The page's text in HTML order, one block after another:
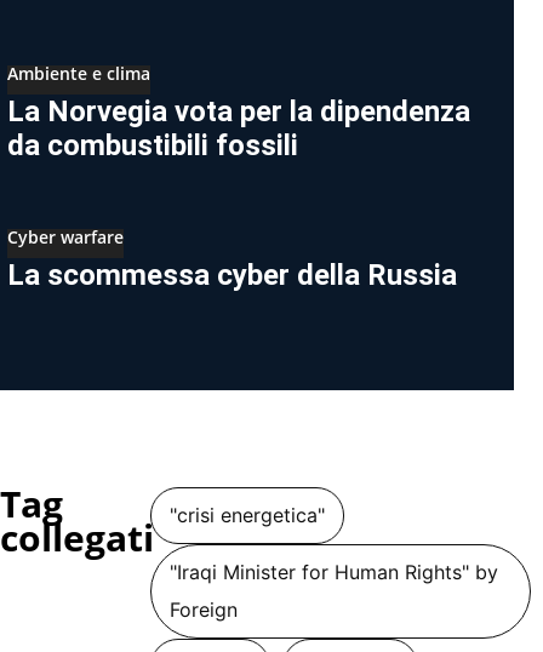
Ambiente e clima
La Norvegia vota per la dipendenza
da combustibili fossili
Cyber warfare
La scommessa cyber della Russia
Tag
collegati "crisi energetica"
"Iraqi Minister for Human Rights" by
Foreign